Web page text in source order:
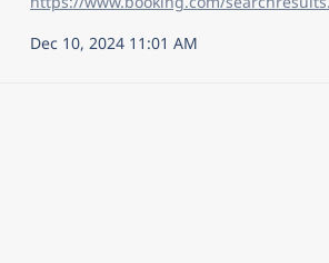
Dec 10, 2024 11:01 AM